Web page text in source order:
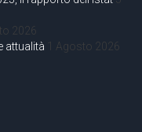
2026
attualità 1 Agosto 2026